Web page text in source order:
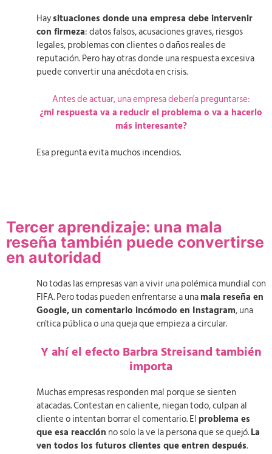
Haysituaciones donde una empresa debe intervenir
con firmeza: datos falsos, acusaciones graves, riesgos
legales, problemas con clientes o daños reales de
reputación. Pero hay otras donde una respuesta excesiva
puede convertir una anécdota en crisis.
Antes de actuar, una empresa debería preguntarse:
¿mi respuesta va a reducir el problema o va a hacerlo
más interesante?
Esa pregunta evita muchos incendios.
Tercer aprendizaje: una mala
reseña también puede convertirse
en autoridad
No todas las empresas van a vivir una polémica mundial con
FIFA. Pero todas pueden enfrentarse a unamala reseña en
Google, un comentario incómodo en Instagram, una
crítica pública o una queja que empieza a circular.
Y ahí el efecto Barbra Streisand también
importa
Muchas empresas responden mal porque se sienten
atacadas. Contestan en caliente, niegan todo, culpan al
cliente o intentan borrar el comentario. El problema es
que esa reacción no solo la ve la persona que se quejó.La
ven todos los futuros clientes que entren después.